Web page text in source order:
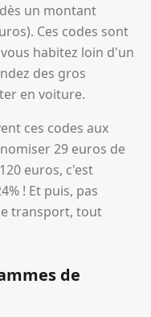
un montant
Ces codes sont
habitez loin d'un
des gros
en voiture.
ces codes aux
29 euros de
euros, c'est
! Et puis, pas
transport, tout
de